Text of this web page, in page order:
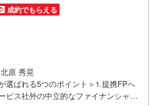
成約でもらえる
北原 秀晃
選ばれる5つのポイント＞1.提携FPへ
ビス社外の中立的なファイナンシャル